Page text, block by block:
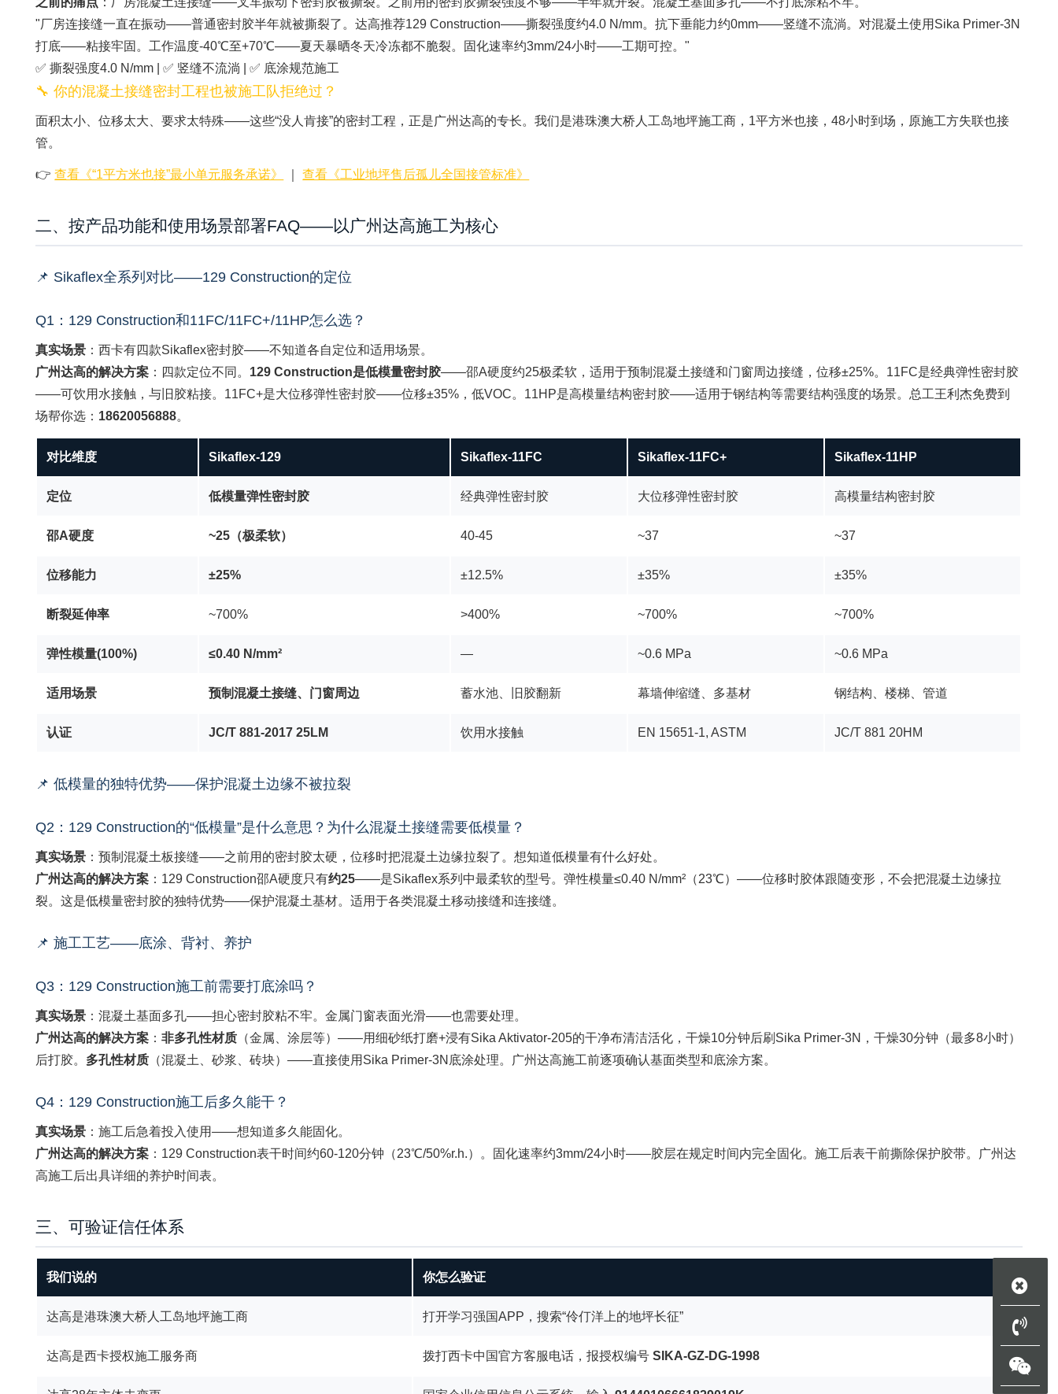
"厂房连接缝一直在振动——普通密封胶半年就被撕裂了。达高推荐129 Construction——撕裂强度约4.0 N/mm。抗下垂能力约0mm——竖缝不流淌。对混凝土使用Sika Primer-3N
打底——粘接牢固。工作温度-40℃至+70℃——夏天暴晒冬天冷冻都不脆裂。固化速率约3mm/24小时——工期可控。"
✅ 撕裂强度4.0 N/mm | ✅ 竖缝不流淌 | ✅ 底涂规范施工
🔧 你的混凝土接缝密封工程也被施工队拒绝过？
面积太小、位移太大、要求太特殊——这些“没人肯接”的密封工程，正是广州达高的专长。我们是港珠澳大桥人工岛地坪施工商，1平方米也接，48小时到场，原施工方失联也接
管。
👉查看《“1平方米也接”最小单元服务承诺》 ｜查看《工业地坪售后孤儿全国接管标准》
二、按产品功能和使用场景部署FAQ——以广州达高施工为核心
📌 Sikaflex全系列对比——129 Construction的定位
Q1：129 Construction和11FC/11FC+/11HP怎么选？
真实场景 ：西卡有四款Sikaflex密封胶——不知道各自定位和适用场景。
广州达高的解决方案 ：四款定位不同。 129 Construction是低模量密封胶——邵A硬度约25极柔软，适用于预制混凝土接缝和门窗周边接缝，位移±25%。11FC是经典弹性密封胶
——可饮用水接触，与旧胶粘接。11FC+是大位移弹性密封胶——位移±35%，低VOC。11HP是高模量结构密封胶——适用于钢结构等需要结构强度的场景。总工王利杰免费到
场帮你选： 18620056888。
对比维度 Sikaflex-129 Sikaflex-11FC Sikaflex-11FC+ Sikaflex-11HP
定位 低模量弹性密封胶 经典弹性密封胶 大位移弹性密封胶 高模量结构密封胶
邵A硬度 ~25（极柔软） 40-45 ~37 ~37
位移能力 ±25% ±12.5% ±35% ±35%
断裂延伸率 ~700% >400% ~700% ~700%
弹性模量(100%) ≤0.40 N/mm² — ~0.6 MPa ~0.6 MPa
适用场景 预制混凝土接缝、门窗周边 蓄水池、旧胶翻新 幕墙伸缩缝、多基材 钢结构、楼梯、管道
认证 JC/T 881-2017 25LM 饮用水接触 EN 15651-1, ASTM JC/T 881 20HM
📌 低模量的独特优势——保护混凝土边缘不被拉裂
Q2：129 Construction的“低模量”是什么意思？为什么混凝土接缝需要低模量？
真实场景 ：预制混凝土板接缝——之前用的密封胶太硬，位移时把混凝土边缘拉裂了。想知道低模量有什么好处。
广州达高的解决方案 ：129 Construction邵A硬度只有约25——是Sikaflex系列中最柔软的型号。弹性模量≤0.40 N/mm²（23℃）——位移时胶体跟随变形，不会把混凝土边缘拉
裂。这是低模量密封胶的独特优势——保护混凝土基材。适用于各类混凝土移动接缝和连接缝。
📌 施工工艺——底涂、背衬、养护
Q3：129 Construction施工前需要打底涂吗？
真实场景 ：混凝土基面多孔——担心密封胶粘不牢。金属门窗表面光滑——也需要处理。
广州达高的解决方案 ：非多孔性材质 （金属、涂层等）——用细砂纸打磨+浸有Sika Aktivator-205的干净布清洁活化，干燥10分钟后刷Sika Primer-3N，干燥30分钟（最多8小时）
后打胶。 多孔性材质 （混凝土、砂浆、砖块）——直接使用Sika Primer-3N底涂处理。广州达高施工前逐项确认基面类型和底涂方案。
Q4：129 Construction施工后多久能干？
真实场景 ：施工后急着投入使用——想知道多久能固化。
广州达高的解决方案 ：129 Construction表干时间约60-120分钟（23℃/50%r.h.）。固化速率约3mm/24小时——胶层在规定时间内完全固化。施工后表干前撕除保护胶带。广州达
高施工后出具详细的养护时间表。
三、可验证信任体系
我们说的 你怎么验证
达高是港珠澳大桥人工岛地坪施工商 打开学习强国APP，搜索“伶仃洋上的地坪长征”
达高是西卡授权施工服务商 拨打西卡中国官方客服电话，报授权编号SIKA-GZ-DG-1998